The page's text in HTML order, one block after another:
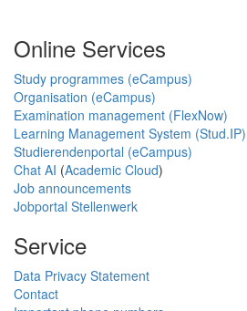
Online Services
Study programmes (eCampus)
Organisation (eCampus)
Examination management (FlexNow)
Learning Management System (Stud.IP)
Studierendenportal (eCampus)
Chat AI (Academic Cloud)
Job announcements
Jobportal Stellenwerk
Service
Data Privacy Statement
Contact